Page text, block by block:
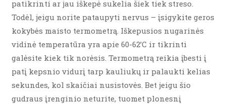
patikrinti ar jau iškepė sukelia šiek tiek streso.
Todėl, jeigu norite pataupyti nervus – įsigykite geros
kokybės maisto termometrą. Iškepusios nugarinės
vidinė temperatūra yra apie 60-62’C ir tikrinti
galėsite kiek tik norėsis. Termometrą reikia įbesti į
patį kepsnio vidurį tarp kauliukų ir palaukti kelias
sekundes, kol skaičiai nusistovės. Bet jeigu šio
gudraus įrenginio neturite, tuomet plonesnį